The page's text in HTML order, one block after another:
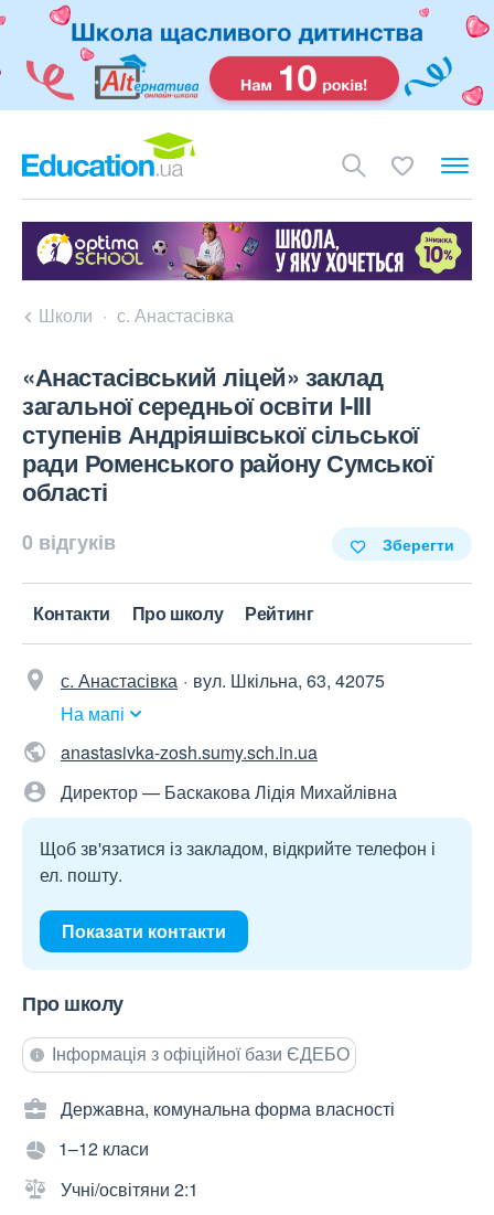
Школи с. Анастасівка
«Анастасівський ліцей» заклад
загальної середньої освіти I-III
ступенів Андріяшівської сільської
ради Роменського району Сумської
області
0 відгуків Зберегти
Контакти Про школу Рейтинг
с. Анастасівка
вул. Шкільна, 63, 42075
На мапі
anastasivka-zosh.sumy.sch.in.ua
Директор — Баскакова Лідія Михайлівна
Щоб зв'язатися із закладом, відкрийте телефон і
ел. пошту.
Показати контакти
Про школу
Інформація з офіційної бази ЄДЕБО
Державна, комунальна форма власності
1–12 класи
Учні/освітяни 2:1